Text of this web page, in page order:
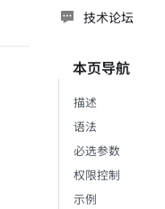
技术论坛
本页导航
描述
语法
必选参数
权限控制
示例